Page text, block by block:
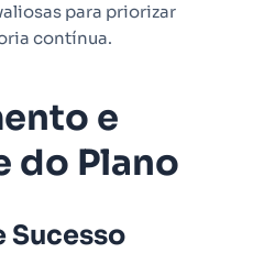
para priorizar
contínua.
e
do Plano
Sucesso